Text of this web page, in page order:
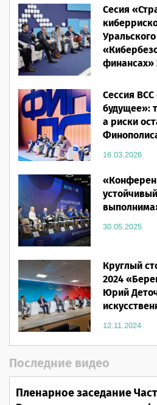
28.05.2026
Сесия
финансах»
Сессия
будущее»:
а риски
16.03.2026
30.05.2025
Круглый
2024
Юрий
12.11.2024
Последние видео
Пленарное заседание